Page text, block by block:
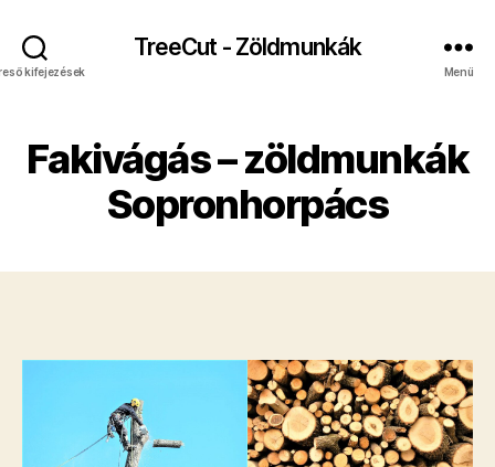
kifejezések
TreeCut - Zöldmunkák
Menü
Fakivágás – zöldmunkák
Sopronhorpács